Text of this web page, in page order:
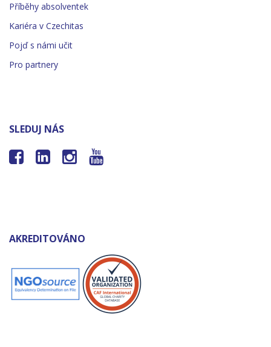
Příběhy absolventek
Kariéra v Czechitas
Pojď s námi učit
Pro partnery
SLEDUJ NÁS
   
AKREDITOVÁNO